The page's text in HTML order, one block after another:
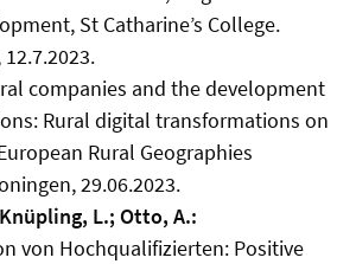
St Catharine’s College.
companies and the development
Rural digital transformations on
Rural Geographies
29.06.2023.
L.; Otto, A.:
von Hochqualifizierten: Positive